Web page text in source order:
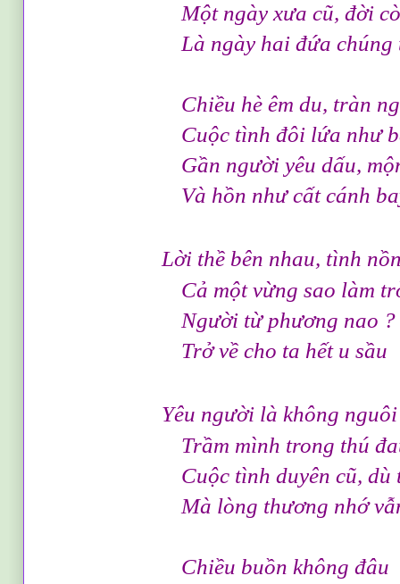
Một ngày xưa cũ, đời còn
Là ngày hai đứa chúng ta
Chiều hè êm du, tràn ngập
Cuộc tình đôi lứa như
Gần người yêu dấu, mộng
Và hồn như cất cánh bay
Lời thề bên nhau, tình
Cả một vừng sao làm tròn
Người từ phương nao
Trở về cho ta hết u sầu
Yêu người là không
Trầm mình trong thú đau
Cuộc tình duyên cũ, dù
Mà lòng thương nhớ vẫn
Chiều buồn không đâu